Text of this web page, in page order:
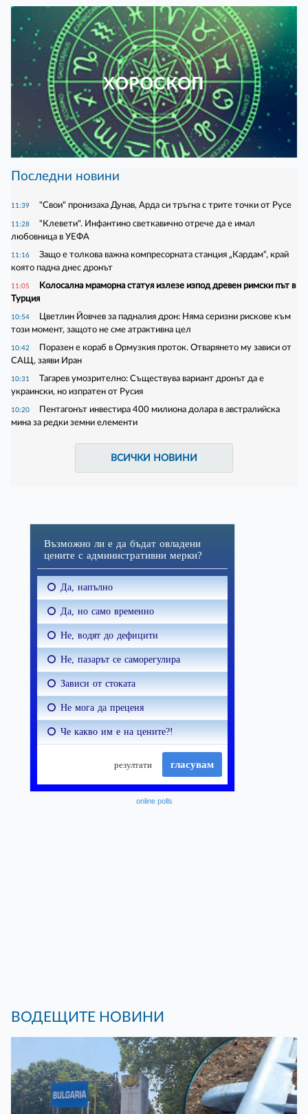
ХОРОСКОП
Последни новини
11:39 "Свои" пронизаха Дунав, Арда си тръгна с трите точки от Русе
11:28
"Клевети". Инфантино светкавично отрече да е имал
любовница в УЕФА
11:16
Защо е толкова важна компресорната станция „Кардам“, край
която падна днес дронът
11:05
Колосална мраморна статуя излезе изпод древен римски път в
Турция
10:54
Цветлин Йовчев за падналия дрон: Няма серизни рискове към
този момент, защото не сме атрактивна цел
10:42
Поразен е кораб в Ормузкия проток. Отварянето му зависи от
САЩ, заяви Иран
10:31
Тагарев умозрително: Съществува вариант дронът да е
украински, но изпратен от Русия
10:20
Пентагонът инвестира 400 милиона долара в австралийска
мина за редки земни елементи
ВСИЧКИ НОВИНИ
online polls
ВОДЕЩИТЕ НОВИНИ